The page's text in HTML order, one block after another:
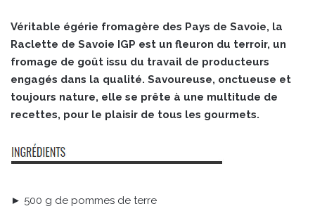
Véritable égérie fromagère des Pays de Savoie, la
Raclette de Savoie IGP est un fleuron du terroir, un
fromage de goût issu du travail de producteurs
engagés dans la qualité. Savoureuse, onctueuse et
toujours nature, elle se prête à une multitude de
recettes, pour le plaisir de tous les gourmets.
► 500 g de pommes de terre